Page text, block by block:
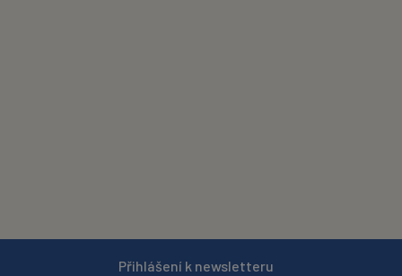
Přihlášení k newsletteru